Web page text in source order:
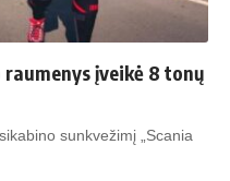
įveikė 8 tonų
sunkvežimį „Scania